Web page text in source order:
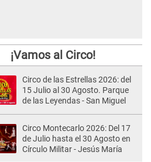
¡Vamos al Circo!
Circo de las Estrellas 2026: del
15 Julio al 30 Agosto. Parque
de las Leyendas - San Miguel
Circo Montecarlo 2026: Del 17
de Julio hasta el 30 Agosto en
Círculo Militar - Jesús María